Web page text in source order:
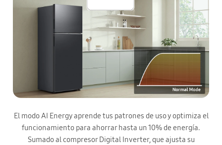
El modo AI Energy aprende tus patrones de uso y optimiza el
funcionamiento para ahorrar hasta un 10% de energía.
Sumado al compresor Digital Inverter, que ajusta su